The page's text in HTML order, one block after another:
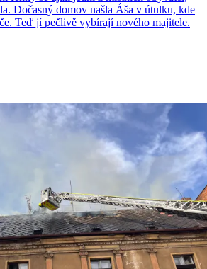
Dočasný domov našla Áša v útulku, kde
Teď jí pečlivě vybírají nového majitele.